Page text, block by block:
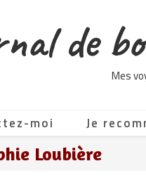
de
Mes
moi Je
Loubière